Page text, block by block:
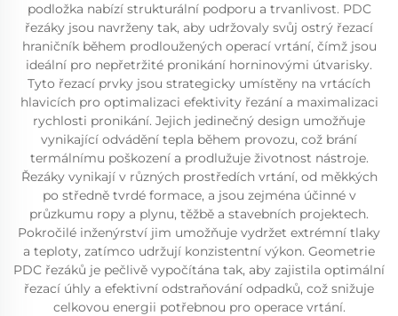
podložka nabízí strukturální podporu a trvanlivost. PDC
řezáky jsou navrženy tak, aby udržovaly svůj ostrý řezací
hraničník během prodloužených operací vrtání, čímž jsou
ideální pro nepřetržité pronikání horninovými útvarisky.
Tyto řezací prvky jsou strategicky umístěny na vrtácích
hlavicích pro optimalizaci efektivity řezání a maximalizaci
rychlosti pronikání. Jejich jedinečný design umožňuje
vynikající odvádění tepla během provozu, což brání
termálnímu poškození a prodlužuje životnost nástroje.
Řezáky vynikají v různých prostředích vrtání, od měkkých
po středně tvrdé formace, a jsou zejména účinné v
průzkumu ropy a plynu, těžbě a stavebních projektech.
Pokročilé inženýrství jim umožňuje vydržet extrémní tlaky
a teploty, zatímco udržují konzistentní výkon. Geometrie
PDC řezáků je pečlivě vypočítána tak, aby zajistila optimální
řezací úhly a efektivní odstraňování odpadků, což snižuje
celkovou energii potřebnou pro operace vrtání.